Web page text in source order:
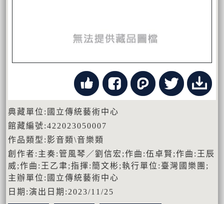
典藏單位:國立傳統藝術中心
館藏編號:422023050007
作品類型:影音類\音樂類
創作者:主奏:管風琴／劉信宏;作曲:伍卓賢;作曲:王辰
威;作曲:王乙聿;指揮:簡文彬;執行單位:臺灣國樂團;
主辦單位:國立傳統藝術中心
日期:演出日期:2023/11/25